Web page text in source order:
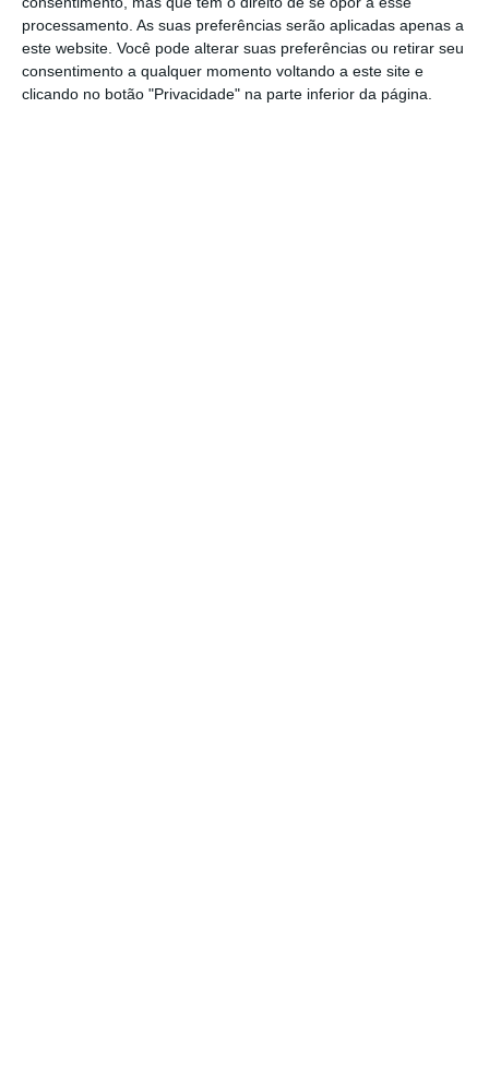
processamento. As suas preferências serão aplicadas apenas a
este website. Você pode alterar suas preferências ou retirar seu
consentimento a qualquer momento voltando a este site e
clicando no botão "Privacidade" na parte inferior da página.
declarações aos jornalistas fez saber que o
partido defende o andamento deste processo,
que tem causado “instabilidade, muito por